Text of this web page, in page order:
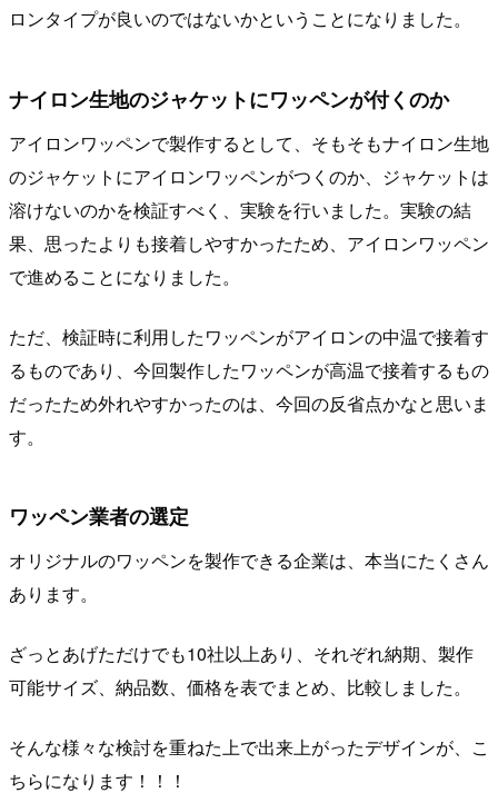
ロンタイプが良いのではないかということになりました。
ナイロン生地のジャケットにワッペンが付くのか
アイロンワッペンで製作するとして、そもそもナイロン生地
のジャケットにアイロンワッペンがつくのか、ジャケットは
溶けないのかを検証すべく、実験を行いました。実験の結
果、思ったよりも接着しやすかったため、アイロンワッペン
で進めることになりました。
ただ、検証時に利用したワッペンがアイロンの中温で接着す
るものであり、今回製作したワッペンが高温で接着するもの
だったため外れやすかったのは、今回の反省点かなと思いま
す。
ワッペン業者の選定
オリジナルのワッペンを製作できる企業は、本当にたくさん
あります。
ざっとあげただけでも10社以上あり、それぞれ納期、製作
可能サイズ、納品数、価格を表でまとめ、比較しました。
そんな様々な検討を重ねた上で出来上がったデザインが、こ
ちらになります！！！